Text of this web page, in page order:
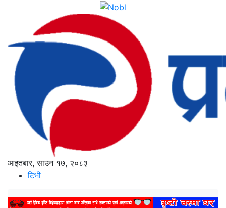
आइतबार, साउन १७, २०८३
टिभी